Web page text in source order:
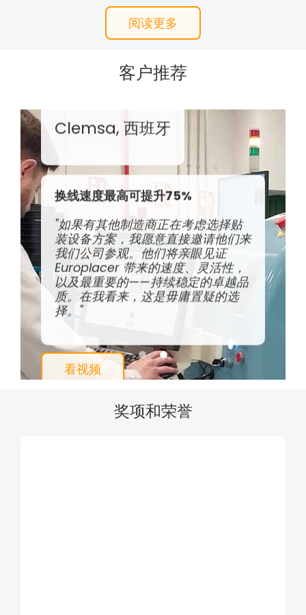
阅读更多
客户推荐
Clemsa, 西班牙
换线速度最高可提升75%
"如果有其他制造商正在考虑选择贴
装设备方案，我愿意直接邀请他们来
我们公司参观。他们将亲眼见证
Europlacer 带来的速度、灵活性，
以及​​最重要的——持续稳定的卓越品
质。在我看来，这是毋庸置疑的选
择。"
看视频
奖项和荣誉